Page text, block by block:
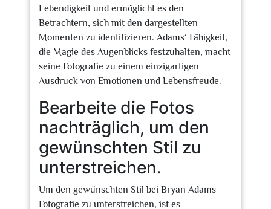
Lebendigkeit und ermöglicht es den
Betrachtern, sich mit den dargestellten
Momenten zu identifizieren. Adams‘ Fähigkeit,
die Magie des Augenblicks festzuhalten, macht
seine Fotografie zu einem einzigartigen
Ausdruck von Emotionen und Lebensfreude.
Bearbeite die Fotos
nachträglich, um den
gewünschten Stil zu
unterstreichen.
Um den gewünschten Stil bei Bryan Adams
Fotografie zu unterstreichen, ist es